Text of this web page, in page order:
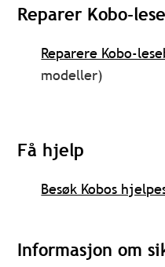
Reparer Kobo-
Reparere Kobo-
modeller)
Få hjelp
Besøk Kobos
Informasjon om